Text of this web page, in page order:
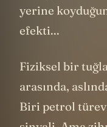
yerine
efekti...
Fiziksel bir
arasında,
Biri petrol